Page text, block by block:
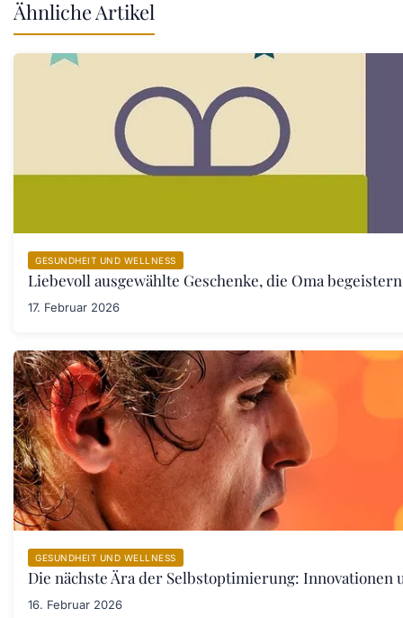
Ähnliche Artikel
GESUNDHEIT UND WELLNESS
Liebevoll ausgewählte Geschenke, die Oma
17. Februar 2026
GESUNDHEIT UND WELLNESS
Die nächste Ära der Selbstoptimierung:
16. Februar 2026